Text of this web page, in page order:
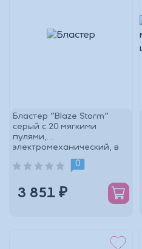
Бластер "Blaze Storm"
серый с 20 мягкими
пулями,
электромеханический, в
0
3 851 ₽